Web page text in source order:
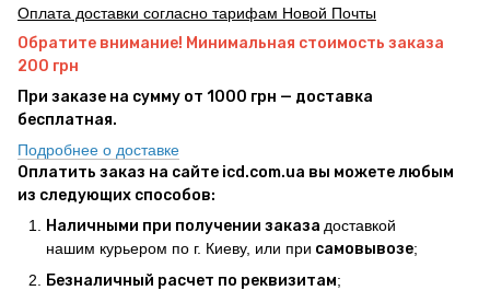
Оплата доставки согласно тарифам Новой Почты
Обратите внимание! Минимальная стоимость заказа
200 грн
При заказе на сумму от 1000 грн — доставка
бесплатная.
Подробнее о доставке
Оплатить заказ на сайте icd.com.ua вы можете любым
из следующих способов:
Наличными при получении заказа доставкой
нашим курьером по г. Киеву, или при самовывозе;
Безналичный расчет по реквизитам;